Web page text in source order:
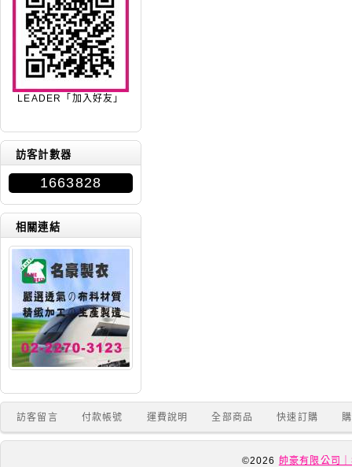
LEADER「加入好友」
訪客計數器
1663828
相關連結
訪客留言 付款帳號 運費說明 全部商品 快速訂購
©2026 帥豪有限公司